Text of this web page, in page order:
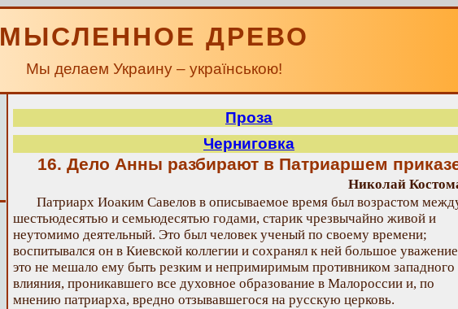
МЫСЛЕННОЕ ДРЕВО
Мы делаем Украину – українською!
Проза
Черниговка
16. Дело Анны разбирают в Патриаршем
Николай
Патриарх Иоаким Савелов в описываемое время был возрастом
шестьюдесятью и семьюдесятью годами, старик чрезвычайно живой и
неутомимо деятельный. Это был человек ученый по своему времени;
воспитывался он в Киевской коллегии и сохранял к ней большое
это не мешало ему быть резким и непримиримым противником западного
влияния, проникавшего все духовное образование в Малороссии и, по
мнению патриарха, вредно отзывавшегося на русскую церковь.